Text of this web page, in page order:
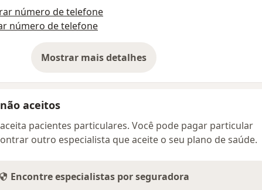
número de telefone
número de telefone
Mostrar mais detalhes
sobre o endereço
aceitos
pacientes particulares. Você pode pagar particular
outro especialista que aceite o seu plano de saúde.
Encontre especialistas por seguradora